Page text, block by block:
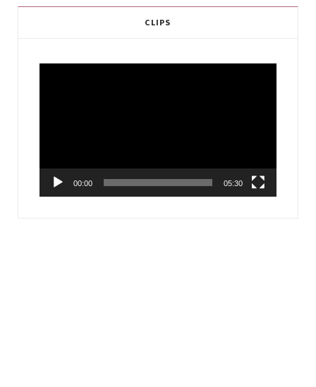
CLIPS
00:00 05:30